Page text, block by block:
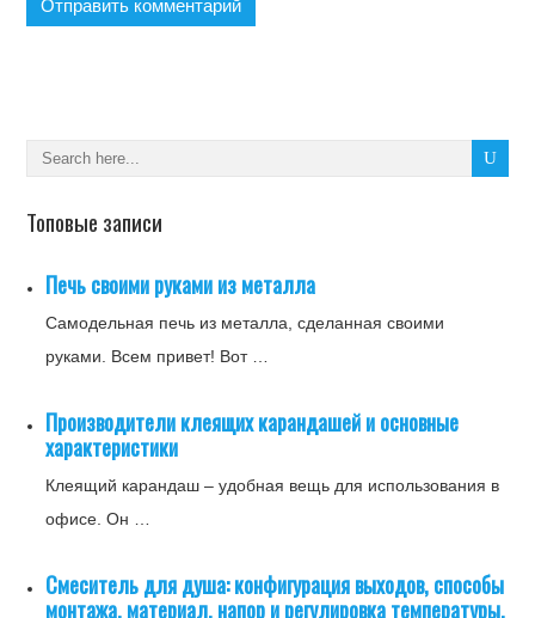
Топовые записи
Печь своими руками из металла
Самодельная печь из металла, сделанная своими
руками. Всем привет! Вот …
Производители клеящих карандашей и основные
характеристики
Клеящий карандаш – удобная вещь для использования в
офисе. Он …
Смеситель для душа: конфигурация выходов, способы
монтажа, материал, напор и регулировка температуры,